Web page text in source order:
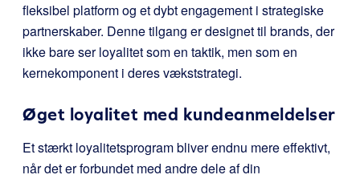
fleksibel platform og et dybt engagement i strategiske
partnerskaber. Denne tilgang er designet til brands, der
ikke bare ser loyalitet som en taktik, men som en
kernekomponent i deres vækststrategi.
Øget loyalitet med kundeanmeldelser
Et stærkt loyalitetsprogram bliver endnu mere effektivt,
når det er forbundet med andre dele af din